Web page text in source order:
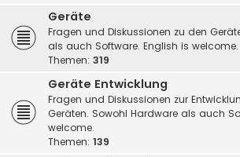
Geräte
Fragen und Diskussionen zu den
als auch Software. English is welcome.
Themen: 319
Geräte Entwicklung
Fragen und Diskussionen zur
Geräten. Sowohl Hardware als auch
welcome.
Themen: 139